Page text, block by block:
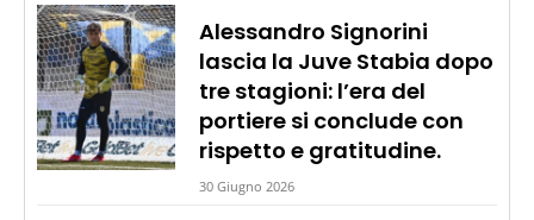
Alessandro Signorini
lascia la Juve Stabia dopo
tre stagioni: l’era del
portiere si conclude con
rispetto e gratitudine.
30 Giugno 2026